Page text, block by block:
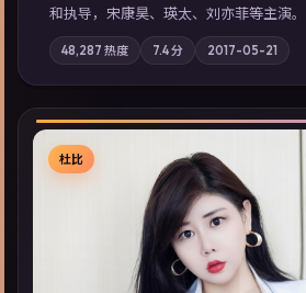
和执导，宋康昊、瑛太、刘亦菲等主演
轴，两代人的执念在暴风雨夜正面相撞
质；站内亦可通过「国产免费观看高清
同类型高分佳作，畅享高清在线追剧体
48,287 热度 7.4分 2017-05-21
▶
杜比